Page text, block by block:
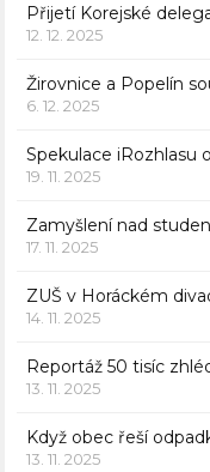
Přijetí Korejské
12. 12. 2025
Žirovnice a Popelín
6. 12. 2025
Spekulace iRozhlasu
19. 11. 2025
Zamyšlení nad
17. 11. 2025
ZUŠ v Horáckém
14. 11. 2025
Reportáž 50 tisíc
13. 11. 2025
Když obec řeší
13. 11. 2025